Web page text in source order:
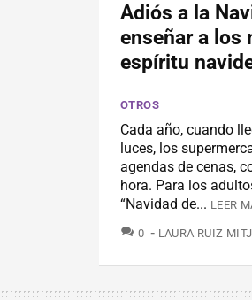
Adiós a la
enseñar a los
espíritu
OTROS
Cada año, cuando
luces, los
agendas de cenas,
hora. Para los
“Navidad de... LEER
0 COMENTARIOS
LAURA RUIZ